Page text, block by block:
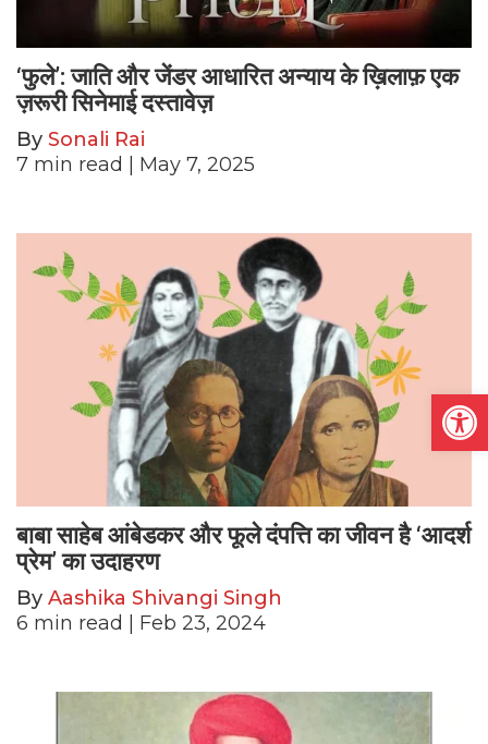
‘फुले’: जाति और जेंडर आधारित अन्याय के ख़िलाफ़ एक
ज़रूरी सिनेमाई दस्तावेज़
By Sonali Rai
7 min read | May 7, 2025
बाबा साहेब आंबेडकर और फूले दंपत्ति का जीवन है ‘आदर्श
प्रेम’ का उदाहरण
By Aashika Shivangi Singh
6 min read | Feb 23, 2024